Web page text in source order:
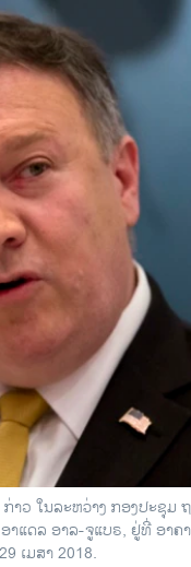
າວ ໃນລະຫວ່າງ ກອງປະຊຸມ
າແດລ ອາລ-ຈູແບຣ, ຢູ່ທີ່ ອາ
ເມສາ 2018.